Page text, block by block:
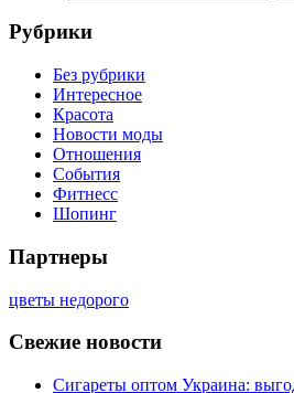
Рубрики
Без рубрики
Интересное
Красота
Новости моды
Отношения
События
Фитнесс
Шопинг
Партнеры
цветы недорого
Свежие новости
Сигареты оптом Украина: